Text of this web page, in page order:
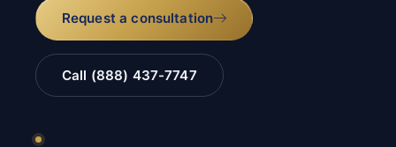
Request a consultation
Call (888) 437-7747